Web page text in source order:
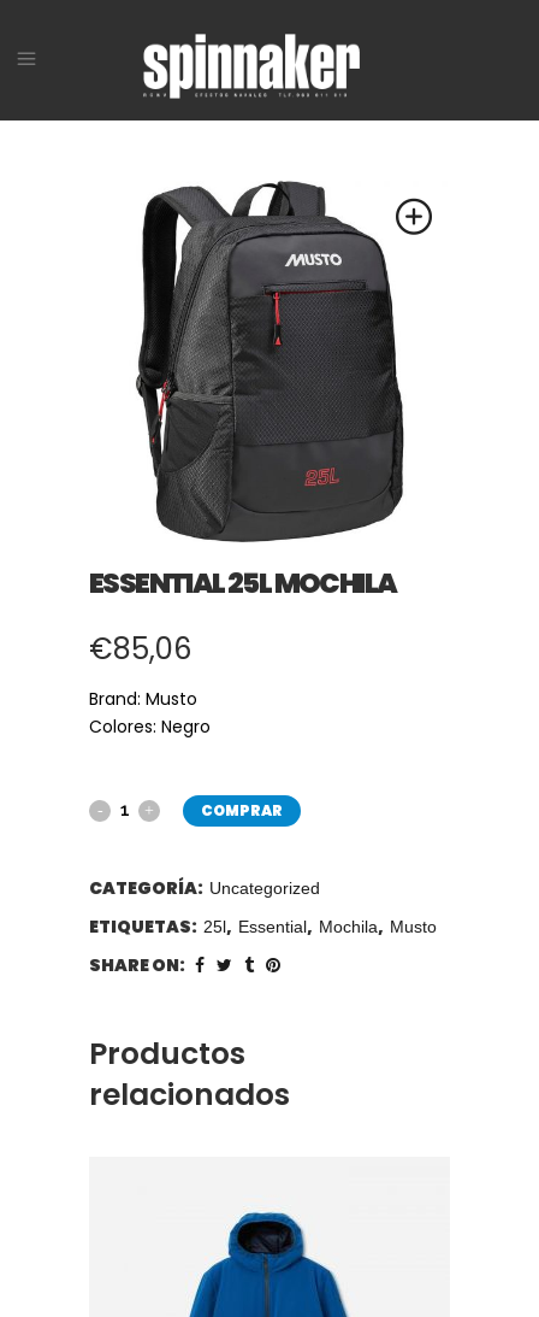
ESSENTIAL 25L MOCHILA
€85,06
Brand: Musto
Colores: Negro
COMPRAR
CATEGORÍA: Uncategorized
ETIQUETAS: 25l, Essential, Mochila, Musto
SHARE ON:
Productos
relacionados